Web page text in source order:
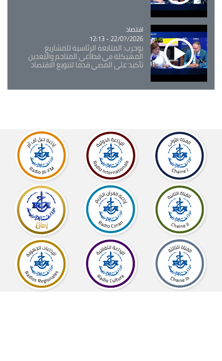
Catégorie
اقتصاد
22/07/2026 - 12:13
بوحرب: المتابعة الرئاسية للمشاريع
المهيكلة في قطاعي المناجم والتعدين
تأكيد على المضي قدما لتنويع الاقتصاد